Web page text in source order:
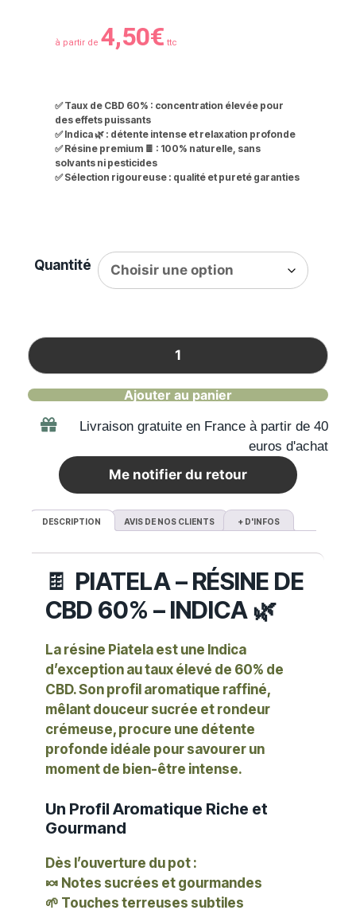
à partir de4,50€ ttc
✅ Taux de CBD 60% : concentration élevée pour
des effets puissants
✅Indica 🌿 : détente intense et relaxation profonde
✅Résine premium 🍫 : 100% naturelle, sans
solvants ni pesticides
✅ Sélection rigoureuse : qualité et pureté garanties
Quantité
Ajouter au panier
Livraison gratuite en France à partir de 40
euros d'achat
Me notifier du retour
DESCRIPTION AVIS DE NOS CLIENTS + D'INFOS
🍫 PIATELA – RÉSINE DE
CBD 60% – INDICA 🌿
La résine Piatela est une Indica
d’exception au taux élevé de 60% de
CBD. Son profil aromatique raffiné,
mêlant douceur sucrée et rondeur
crémeuse, procure une détente
profonde idéale pour savourer un
moment de bien-être intense.
Un Profil Aromatique Riche et
Gourmand
Dès l’ouverture du pot :
🍬 Notes sucrées et gourmandes
🌱 Touches terreuses subtiles